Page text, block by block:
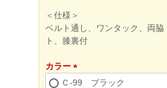
＜仕様＞
ベルト通し、ワンタック、両脇
ト、膝裏付
カラー
(必
Ｃ-99 ブラック